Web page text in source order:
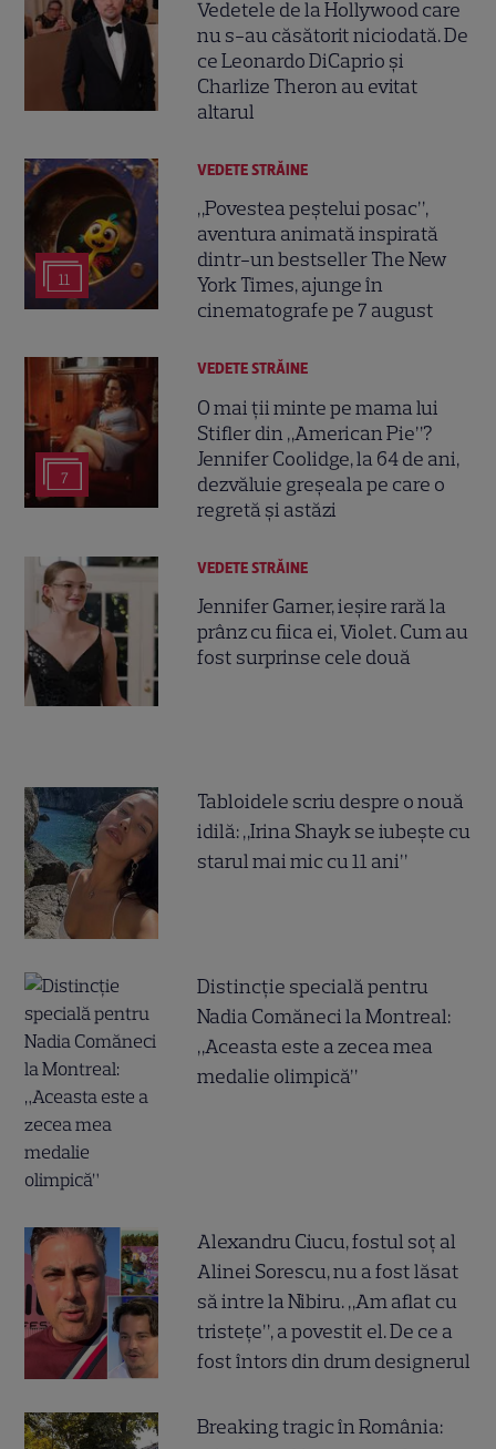
Vedetele de la Hollywood care
nu s-au căsătorit niciodată. De
ce Leonardo DiCaprio și
Charlize Theron au evitat
altarul
11
VEDETE STRĂINE
„Povestea peștelui posac”,
aventura animată inspirată
dintr-un bestseller The New
York Times, ajunge în
cinematografe pe 7 august
7
VEDETE STRĂINE
O mai ții minte pe mama lui
Stifler din „American Pie”?
Jennifer Coolidge, la 64 de ani,
dezvăluie greșeala pe care o
regretă și astăzi
VEDETE STRĂINE
Jennifer Garner, ieșire rară la
prânz cu fiica ei, Violet. Cum au
fost surprinse cele două
Tabloidele scriu despre o nouă
idilă: „Irina Shayk se iubește cu
starul mai mic cu 11 ani”
Distincție specială pentru
Nadia Comăneci la Montreal:
„Aceasta este a zecea mea
medalie olimpică”
Alexandru Ciucu, fostul soț al
Alinei Sorescu, nu a fost lăsat
să intre la Nibiru. „Am aflat cu
tristețe”, a povestit el. De ce a
fost întors din drum designerul
Breaking tragic în România: